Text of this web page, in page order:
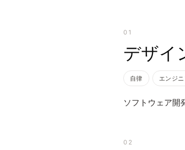
01
デザイ
自律 エンジ
ソフトウェア開
02